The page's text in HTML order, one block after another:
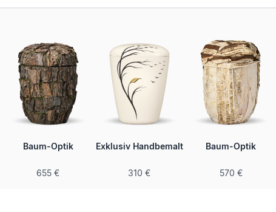
Baum-Optik
655 €
Exklusiv Handbemalt
310 €
Baum-Optik
570 €